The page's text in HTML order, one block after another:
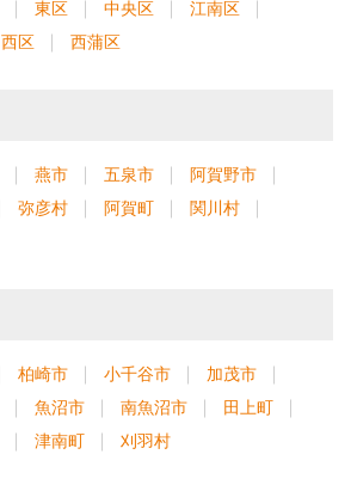
東区 中央区
江南区
西区 西蒲区
燕市 五泉市
阿賀野市
弥彦村 阿賀町
関川村
柏崎市 小千谷市
加茂市
魚沼市 南魚沼市
田上町
津南町 刈羽村